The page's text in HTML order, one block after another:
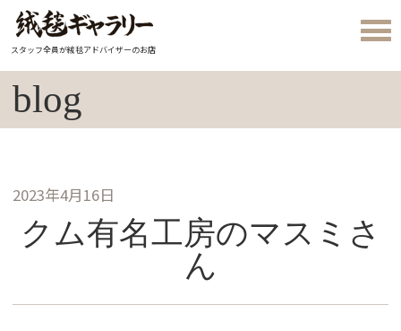
スタッフ全員が絨毯アドバイザーのお店
blog
2023年4月16日
クム有名工房のマスミさ
ん